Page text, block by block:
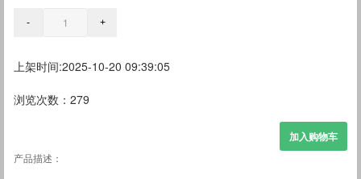
上架时间:2025-10-20 09:39:05
浏览次数：279
产品描述：